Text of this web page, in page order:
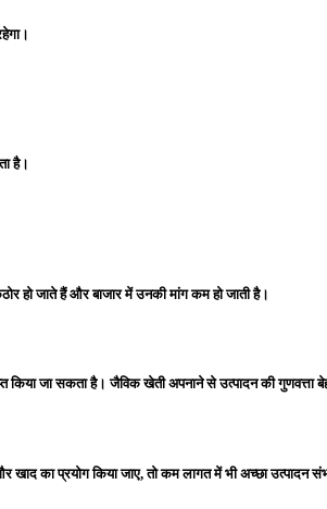
है।
जाते हैं और बाजार में उनकी मांग कम हो जाती है।
जा सकता है। जैविक खेती अपनाने से उत्पादन की गुणवत्ता
का प्रयोग किया जाए, तो कम लागत में भी अच्छा